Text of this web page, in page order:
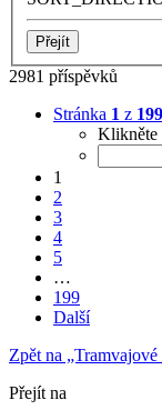
2981 příspěvků
Stránka 1 z 199
Klikněte
1
2
3
4
5
…
199
Další
Zpět na
Přejít na